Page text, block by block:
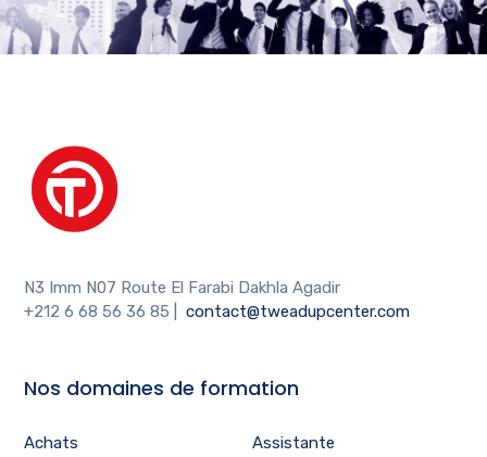
N3 Imm N07 Route El Farabi Dakhla Agadir
+212 6 68 56 36 85
|contact@tweadupcenter.com
Nos domaines de formation
Achats Assistante